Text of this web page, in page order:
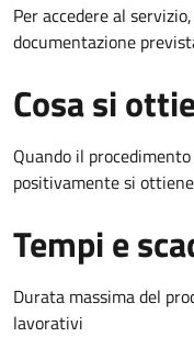
Per accedere al
documentazione
Cosa si
Quando il
positivamente si
Tempi e
Durata massima del
lavorativi